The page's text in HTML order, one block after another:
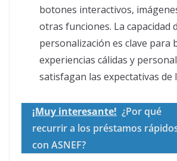
botones interactivos,
otras funciones. La capacidad
personalización es clave para
experiencias cálidas y
satisfagan las expectativas de
¡Muy interesante! ¿Por qué
recurrir a los préstamos
con ASNEF?